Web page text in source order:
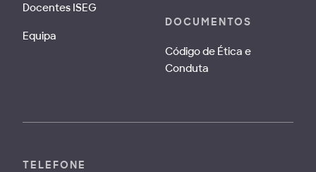
Docentes ISEG
Equipa
DOCUMENTOS
Código de Ética e
Conduta
TELEFONE